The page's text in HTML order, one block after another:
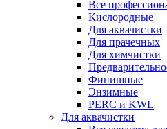
Все
Кислородные
Для аквачистки
Для прачечных
Для химчистки
Финишные
Энзимные
PERC и KWL
Для аквачистки